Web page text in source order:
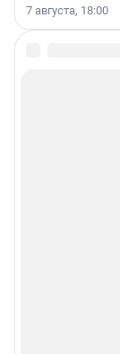
7 августа, 18:00